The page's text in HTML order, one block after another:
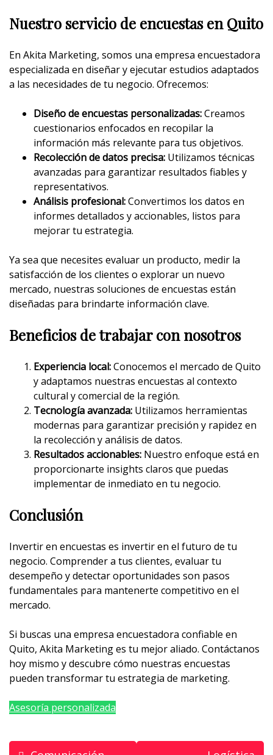
Nuestro servicio de encuestas en Quito
En Akita Marketing, somos una empresa encuestadora
especializada en diseñar y ejecutar estudios adaptados
a las necesidades de tu negocio. Ofrecemos:
Diseño de encuestas personalizadas:Creamos
cuestionarios enfocados en recopilar la
información más relevante para tus objetivos.
Recolección de datos precisa: Utilizamos técnicas
avanzadas para garantizar resultados fiables y
representativos.
Análisis profesional:Convertimos los datos en
informes detallados y accionables, listos para
mejorar tu estrategia.
Ya sea que necesites evaluar un producto, medir la
satisfacción de los clientes o explorar un nuevo
mercado, nuestras soluciones de encuestas están
diseñadas para brindarte información clave.
Beneficios de trabajar con nosotros
Experiencia local:Conocemos el mercado de Quito
y adaptamos nuestras encuestas al contexto
cultural y comercial de la región.
Tecnología avanzada: Utilizamos herramientas
modernas para garantizar precisión y rapidez en
la recolección y análisis de datos.
Resultados accionables: Nuestro enfoque está en
proporcionarte insights claros que puedas
implementar de inmediato en tu negocio.
Conclusión
Invertir en encuestas es invertir en el futuro de tu
negocio. Comprender a tus clientes, evaluar tu
desempeño y detectar oportunidades son pasos
fundamentales para mantenerte competitivo en el
mercado.
Si buscas una empresa encuestadora confiable en
Quito, Akita Marketing es tu mejor aliado. Contáctanos
hoy mismo y descubre cómo nuestras encuestas
pueden transformar tu estrategia de marketing.
Asesoría personalizada